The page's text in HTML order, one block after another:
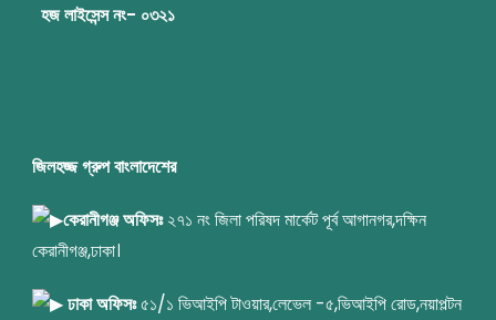
হজ লাইসেন্স নং- ০৩২১
জিলহজ্জ গ্রুপ বাংলাদেশের
কেরানীগঞ্জ অফিসঃ২৭১ নং জিলা পরিষদ মার্কেট পূর্ব আগানগর,দক্ষিন
কেরানীগঞ্জ,ঢাকা।
ঢাকা অফিসঃ৫১/১ ভিআইপি টাওয়ার,লেভেল -৫,ভিআইপি রোড,নয়াপল্টন